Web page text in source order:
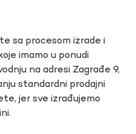
sa procesom izrade i
imamo u ponudi
na adresi Zagrađe 9,
standardni prodajni
jer sve izrađujemo